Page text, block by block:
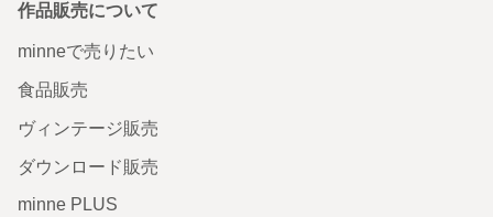
作品販売について
minneで売りたい
食品販売
ヴィンテージ販売
ダウンロード販売
minne PLUS